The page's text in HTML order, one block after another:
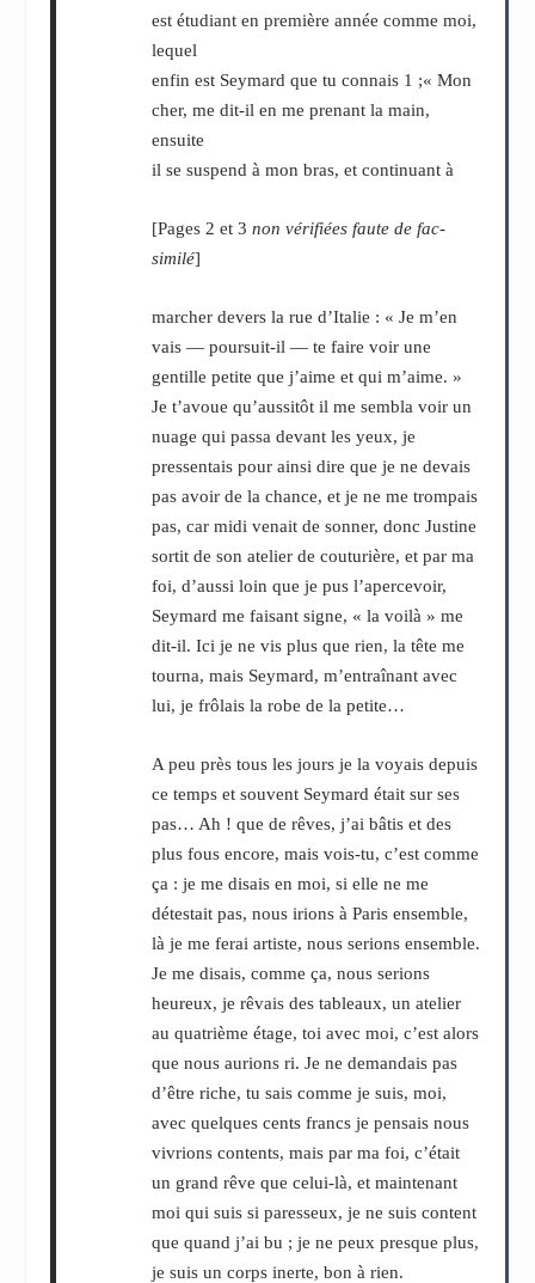
est étudiant en première année comme moi,
lequel
enfin est Seymard que tu connais 1 ;« Mon
cher, me dit-il en me prenant la main,
ensuite
il se suspend à mon bras, et continuant à
[Pages 2 et 3non vérifiées faute de fac-
similé]
marcher devers la rue d’Italie : « Je m’en
vais — poursuit-il — te faire voir une
gentille petite que j’aime et qui m’aime. »
Je t’avoue qu’aussitôt il me sembla voir un
nuage qui passa devant les yeux, je
pressentais pour ainsi dire que je ne devais
pas avoir de la chance, et je ne me trompais
pas, car midi venait de sonner, donc Justine
sortit de son atelier de couturière, et par ma
foi, d’aussi loin que je pus l’apercevoir,
Seymard me faisant signe, « la voilà » me
dit-il. Ici je ne vis plus que rien, la tête me
tourna, mais Seymard, m’entraînant avec
lui, je frôlais la robe de la petite…
A peu près tous les jours je la voyais depuis
ce temps et souvent Seymard était sur ses
pas… Ah ! que de rêves, j’ai bâtis et des
plus fous encore, mais vois-tu, c’est comme
ça : je me disais en moi, si elle ne me
détestait pas, nous irions à Paris ensemble,
là je me ferai artiste, nous serions ensemble.
Je me disais, comme ça, nous serions
heureux, je rêvais des tableaux, un atelier
au quatrième étage, toi avec moi, c’est alors
que nous aurions ri. Je ne demandais pas
d’être riche, tu sais comme je suis, moi,
avec quelques cents francs je pensais nous
vivrions contents, mais par ma foi, c’était
un grand rêve que celui-là, et maintenant
moi qui suis si paresseux, je ne suis content
que quand j’ai bu ; je ne peux presque plus,
je suis un corps inerte, bon à rien.